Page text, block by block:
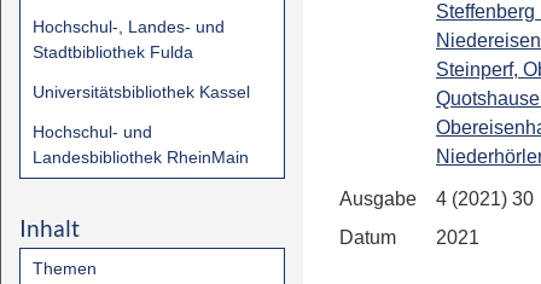
Hochschul-, Landes- und
Stadtbibliothek Fulda
Universitätsbibliothek Kassel
Hochschul- und
Landesbibliothek RheinMain
Inhalt
Themen
Steffenberg
Steinperf,
Ausgabe
4 (2021) 30
Datum
2021